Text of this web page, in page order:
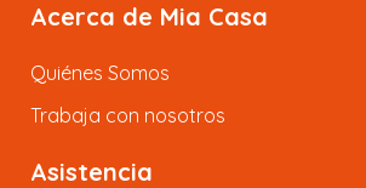
Acerca de Mia Casa
Quiénes Somos
Trabaja con nosotros
Asistencia